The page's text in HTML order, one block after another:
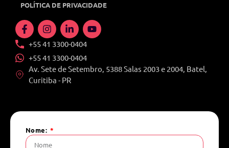
POLÍTICA DE PRIVACIDADE
+55 41 3300-0404
+55 41 3300-0404
Av. Sete de Setembro, 5388 Salas 2003 e 2004, Batel,
Curitiba - PR
Nome: